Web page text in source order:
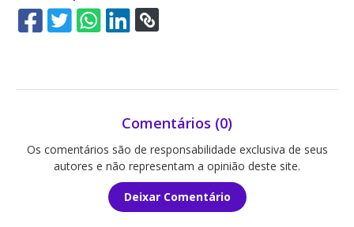
Comentários (0)
Os comentários são de responsabilidade exclusiva de seus
autores e não representam a opinião deste site.
Deixar Comentário